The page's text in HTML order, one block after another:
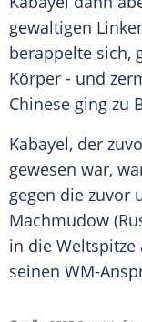
gewaltigen
berappelte sich,
Körper - und
Chinese ging zu
Kabayel, der
gewesen war,
gegen die zuvor
Machmudow (
in die Weltspitze
seinen WM-